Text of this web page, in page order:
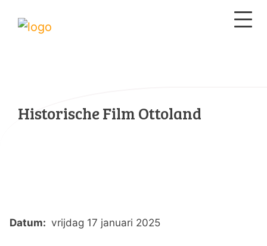
Historische Film Ottoland
Datum: vrijdag 17 januari 2025